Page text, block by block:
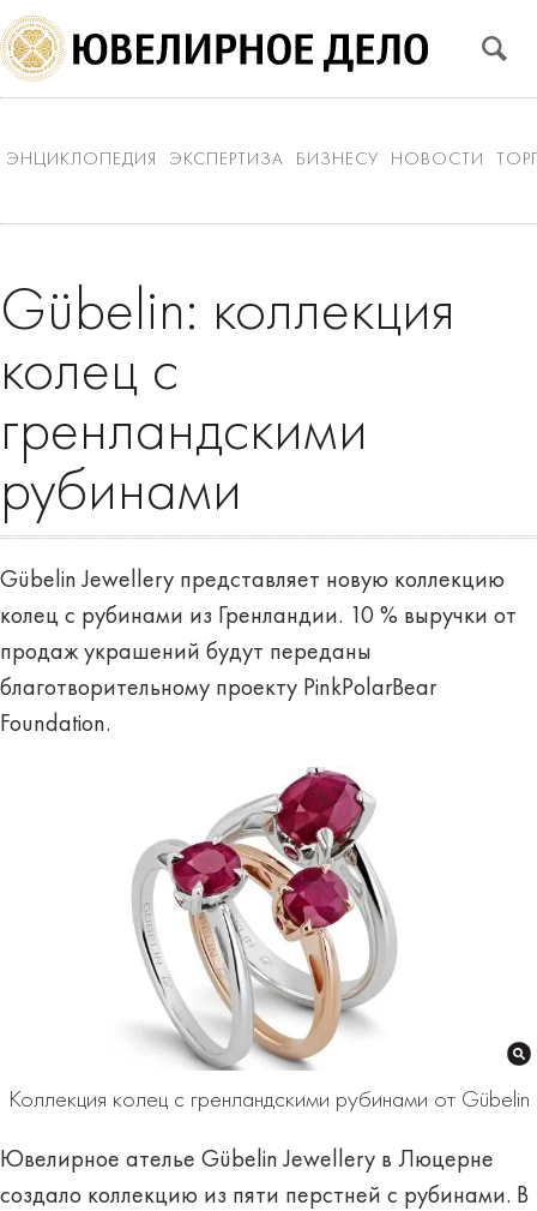
ЭНЦИКЛОПЕДИЯ ЭКСПЕРТИЗА БИЗНЕСУ НОВОСТИ
Gübelin: коллекция
колец с
гренландскими
рубинами
Gübelin Jewellery представляет новую коллекцию
колец с рубинами из Гренландии. 10 % выручки от
продаж украшений будут переданы
благотворительному проекту PinkPolarBear
Foundation.
Коллекция колец с гренландскими рубинами от Gübelin
Ювелирное ателье Gübelin Jewellery в Люцерне
создало коллекцию из пяти перстней с рубинами. В